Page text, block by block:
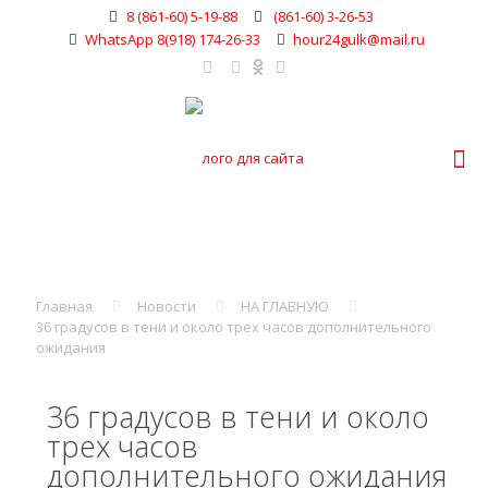
8 (861-60) 5-19-88
(861-60) 3-26-53
WhatsApp 8(918) 174-26-33
hour24gulk@mail.ru
Главная Новости
НА ГЛАВНУЮ
36 градусов в тени и около трех часов дополнительного
ожидания
36 градусов в тени и около
трех часов
дополнительного ожидания